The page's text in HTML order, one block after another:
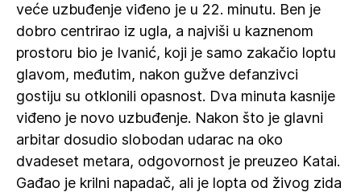
veće uzbuđenje viđeno je u 22. minutu. Ben je
dobro centrirao iz ugla, a najviši u kaznenom
prostoru bio je Ivanić, koji je samo zakačio loptu
glavom, međutim, nakon gužve defanzivci
gostiju su otklonili opasnost. Dva minuta kasnije
viđeno je novo uzbuđenje. Nakon što je glavni
arbitar dosudio slobodan udarac na oko
dvadeset metara, odgovornost je preuzeo Katai.
Gađao je krilni napadač, ali je lopta od živog zida